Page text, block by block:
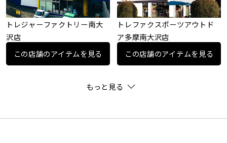
トレジャーファクトリー南大
沢店
この店舗のアイテムを見る
トレファクスポーツアウトド
ア多摩南大沢店
この店舗のアイテムを見る
もっと見る